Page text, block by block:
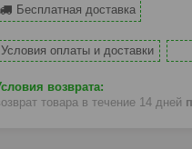
Бесплатная доставка
Условия оплаты и доставки
товара в течение 14 дней